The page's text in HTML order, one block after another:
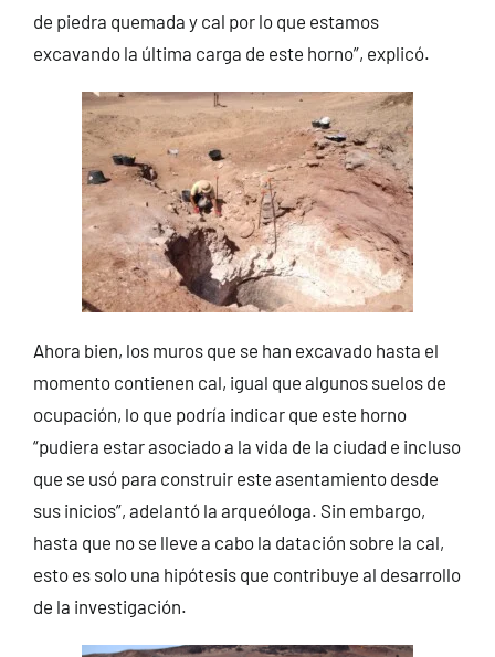
de piedra quemada y cal por lo que estamos
excavando la última carga de este horno”, explicó.
Ahora bien, los muros que se han excavado hasta el
momento contienen cal, igual que algunos suelos de
ocupación, lo que podría indicar que este horno
“pudiera estar asociado a la vida de la ciudad e incluso
que se usó para construir este asentamiento desde
sus inicios”, adelantó la arqueóloga. Sin embargo,
hasta que no se lleve a cabo la datación sobre la cal,
esto es solo una hipótesis que contribuye al desarrollo
de la investigación.